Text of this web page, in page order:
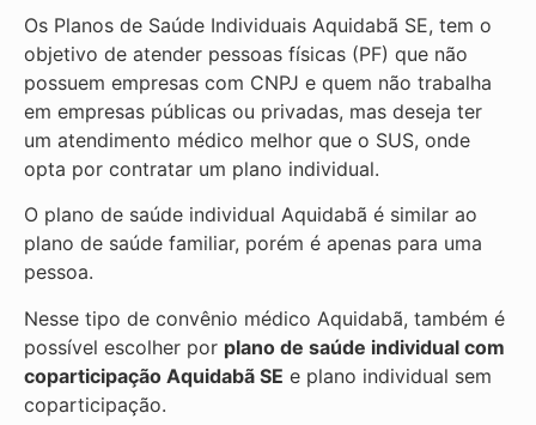
Os Planos de Saúde Individuais Aquidabã SE, tem o
objetivo de atender pessoas físicas (PF) que não
possuem empresas com CNPJ e quem não trabalha
em empresas públicas ou privadas, mas deseja ter
um atendimento médico melhor que o SUS, onde
opta por contratar um plano individual.
O plano de saúde individual Aquidabã é similar ao
plano de saúde familiar, porém é apenas para uma
pessoa.
Nesse tipo de convênio médico Aquidabã, também é
possível escolher por plano de saúde individual com
coparticipação Aquidabã SE e plano individual sem
coparticipação.